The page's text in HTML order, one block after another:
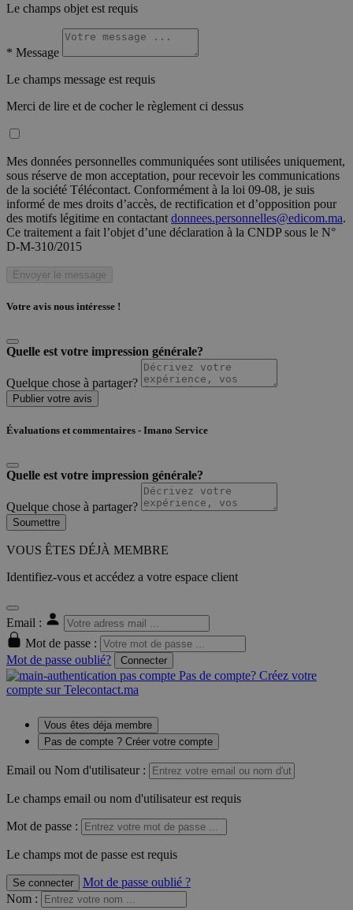
Le champs objet est requis
* Message
Le champs message est requis
Merci de lire et de cocher le règlement ci dessus
Mes données personnelles communiquées sont utilisées uniquement,
sous réserve de mon acceptation, pour recevoir les communications
de la société Télécontact. Conformément à la loi 09-08, je suis
informé de mes droits d’accès, de rectification et d’opposition pour
des motifs légitime en contactant donnees.personnelles@edicom.ma.
Ce traitement a fait l’objet d’une déclaration à la CNDP sous le N°
D-M-310/2015
Envoyer le message
Votre avis nous intéresse !
Quelle est votre impression générale?
Quelque chose à partager?
Publier votre avis
Évaluations et commentaires - Imano Service
Quelle est votre impression générale?
Quelque chose à partager?
Soumettre
VOUS ÊTES DÉJÀ MEMBRE
Identifiez-vous et accédez a votre espace client
Email :
Mot de passe :
Mot de passe oublié?
Connecter
Pas de compte? Créez votre
compte sur Telecontact.ma
Vous êtes déja membre
Pas de compte ? Créer votre compte
Email ou Nom d'utilisateur :
Le champs email ou nom d'utilisateur est requis
Mot de passe :
Le champs mot de passe est requis
Se connecter
Mot de passe oublié ?
Nom :